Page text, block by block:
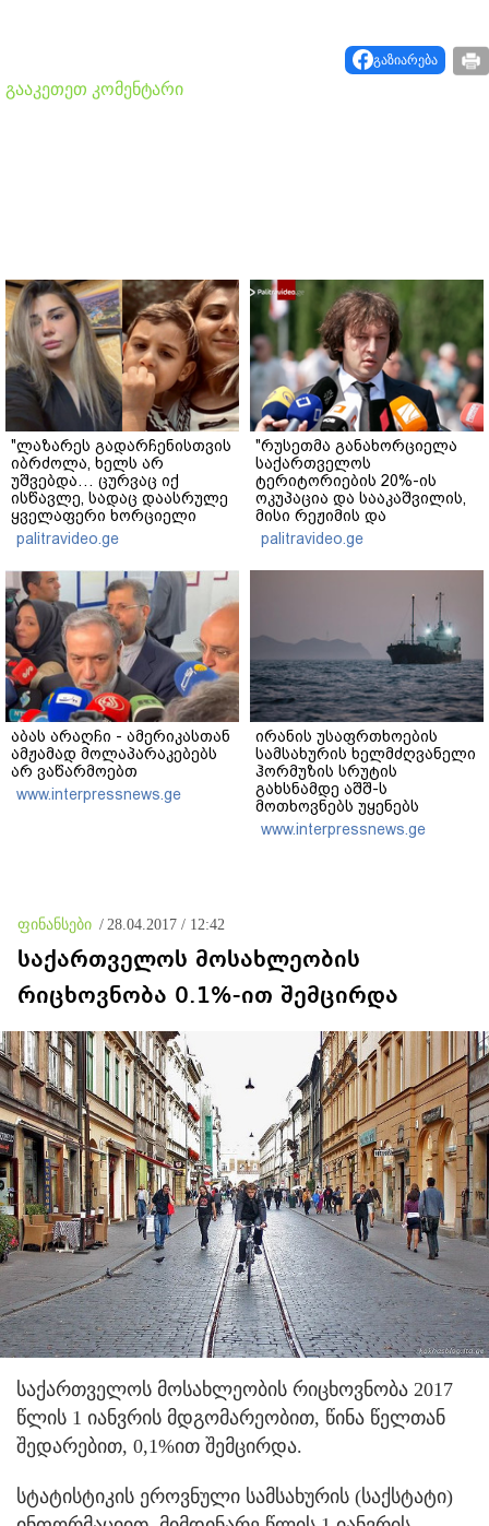
გაზიარება
გააკეთეთ კომენტარი
"ლაზარეს გადარჩენისთვის
იბრძოლა, ხელს არ
უშვებდა… ცურვაც იქ
ისწავლე, სადაც დაასრულე
ყველაფერი ხორციელი
ცხოვრებიდან" – რას წერს
ხობში დაღუპული დედა-
შვილის ახლობელი?
palitravideo.ge
"რუსეთმა განახორციელა
საქართველოს
ტერიტორიების 20%-ის
ოკუპაცია და სააკაშვილის,
მისი რეჟიმის და
"ნაცმოძრაობის" ღალატი
ვერანაირად ვერ
გადაფარავს ამ
palitravideo.ge
აბას არაღჩი - ამერიკასთან
ამჟამად მოლაპარაკებებს
არ ვაწარმოებთ
www.interpressnews.ge
ირანის უსაფრთხოების
სამსახურის ხელმძღვანელი
ჰორმუზის სრუტის
გახსნამდე აშშ-ს
მოთხოვნებს უყენებს
www.interpressnews.ge
ფინანსები / 28.04.2017 / 12:42
საქართველოს მოსახლეობის
რიცხოვნობა 0.1%-ით შემცირდა
საქართველოს მოსახლეობის რიცხოვნობა 2017
წლის 1 იანვრის მდგომარეობით, წინა წელთან
შედარებით, 0,1%ით შემცირდა.
სტატისტიკის ეროვნული სამსახურის (საქსტატი)